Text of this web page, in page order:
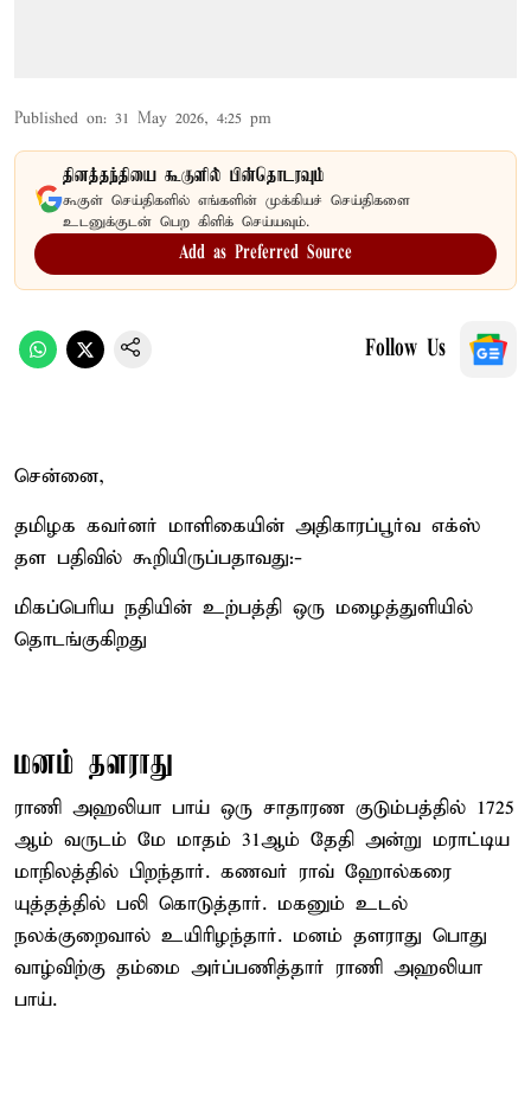
Published on: 31 May 2026, 4:25 pm
தினத்தந்தியை கூகுளில் பின்தொடரவும்
கூகுள் செய்திகளில் எங்களின் முக்கியச் செய்திகளை
உடனுக்குடன் பெற கிளிக் செய்யவும்.
Add as Preferred Source
Follow Us
சென்னை,
தமிழக கவர்னர் மாளிகையின் அதிகாரப்பூர்வ எக்ஸ்
தள பதிவில் கூறியிருப்பதாவது:-
மிகப்பெரிய நதியின் உற்பத்தி ஒரு மழைத்துளியில்
தொடங்குகிறது
மனம் தளராது
ராணி அஹலியா பாய் ஒரு சாதாரண குடும்பத்தில் 1725
ஆம் வருடம் மே மாதம் 31ஆம் தேதி அன்று மராட்டிய
மாநிலத்தில் பிறந்தார். கணவர் ராவ் ஹோல்கரை
யுத்தத்தில் பலி கொடுத்தார். மகனும் உடல்
நலக்குறைவால் உயிரிழந்தார். மனம் தளராது பொது
வாழ்விற்கு தம்மை அர்ப்பணித்தார் ராணி அஹலியா
பாய்.